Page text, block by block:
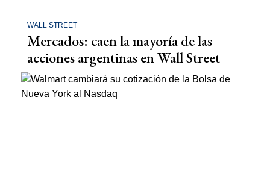
WALL STREET
Mercados: caen la mayoría de las
acciones argentinas en Wall Street